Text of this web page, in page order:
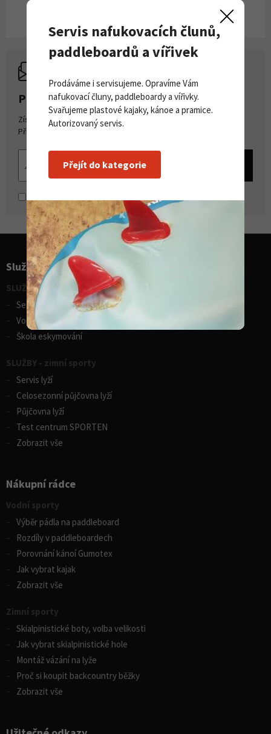
PŘIHLASTE SE K ODBĚRU NOVINEK
Získejte přehled o novinkách a akcích na našem e-shopu.
Přihlašte se k odběru novinek.
Souhlasím se
Služby pro sporty
SLUŽBY - vodní sporty
Servis lodí a člunů
Vodácká půjčovna lodí
Škola eskymování
SLUŽBY - zimní sporty
Servis lyží
Celosezonní půjčovna lyží
Půjčovna lyží
Test centrum SPORTEN
Zobrazit vše
Nákupní rádce
Vodní sporty
Výběr pádla na paddleboard
Rozdíly v paddleboardech
Porovnání kánoí Gumotex
Jak vybrat kajak
Zobrazit vše
Zimní sporty
Skialpinistické boty, volba velikosti
Jak vybrat skialpinistické hole
Montáž vázání na lyže
Proč si koupit backcountry běžky
Zobrazit vše
Servis nafukovacích člunů,
paddleboardů a vířivek
Prodáváme i servisujeme. Opravíme Vám
nafukovací čluny, paddleboardy a vířivky.
Svařujeme plastové kajaky, kánoe a pramice.
Autorizovaný servis.
Přejít do kategorie